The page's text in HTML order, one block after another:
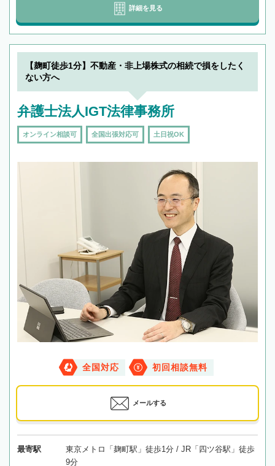
詳細を見る
【麹町徒歩1分】不動産・非上場株式の相続で損をしたく
ない方へ
弁護士法人IGT法律事務所
オンライン相談可 全国出張対応可 土日祝OK
全国対応 初回相談無料
メールする
最寄駅
東京メトロ「麹町駅」徒歩1分 / JR「四ツ谷駅」徒歩
9分